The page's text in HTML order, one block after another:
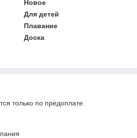
Новое
Для детей
Плавание
Доска
только по предоплате.